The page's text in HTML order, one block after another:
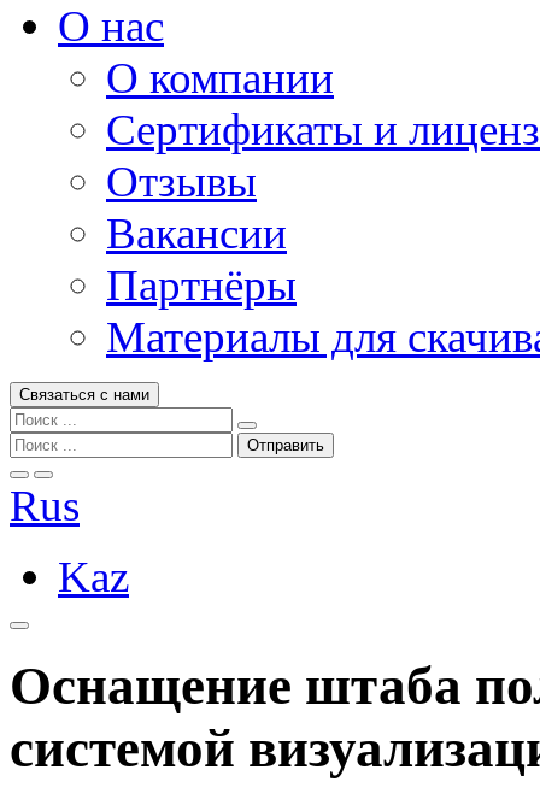
О нас
О компании
Сертификаты и
Отзывы
Вакансии
Партнёры
Материалы для
Связаться с нами
Rus
Kaz
Оснащение штаба
системой